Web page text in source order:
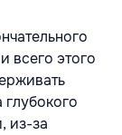
всего этого
из-за